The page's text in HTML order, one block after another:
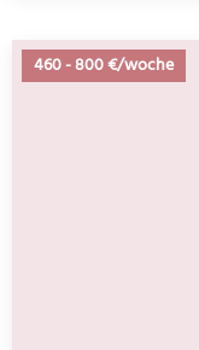
460-800 €/woche